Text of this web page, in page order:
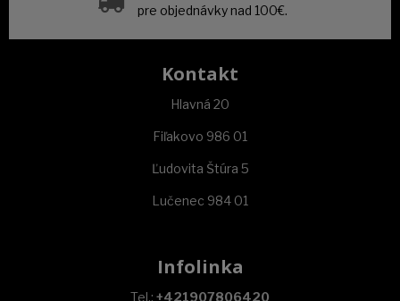
pre objednávky nad 100€.
Kontakt
Hlavná 20
Fiľakovo 986 01
Ľudovita Štúra 5
Lučenec 984 01
Infolinka
Tel.: +421907806420